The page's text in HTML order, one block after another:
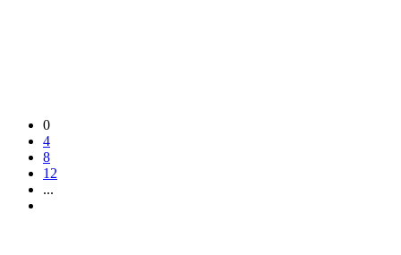
0
4
8
12
...